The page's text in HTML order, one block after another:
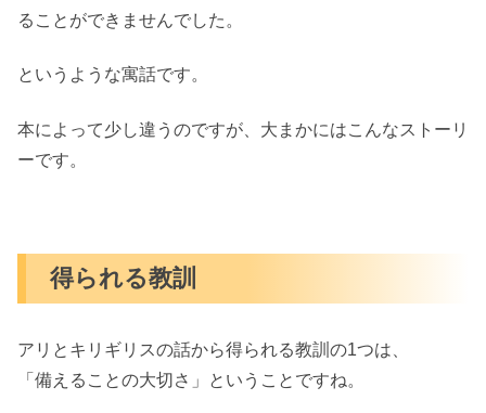
ることができませんでした。
というような寓話です。
本によって少し違うのですが、大まかにはこんなストーリ
ーです。
得られる教訓
アリとキリギリスの話から得られる教訓の1つは、
「備えることの大切さ」ということですね。